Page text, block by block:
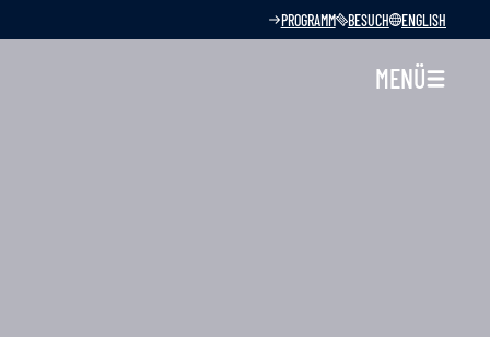
PROGRAMM BESUCH ENGLISH
MENÜ